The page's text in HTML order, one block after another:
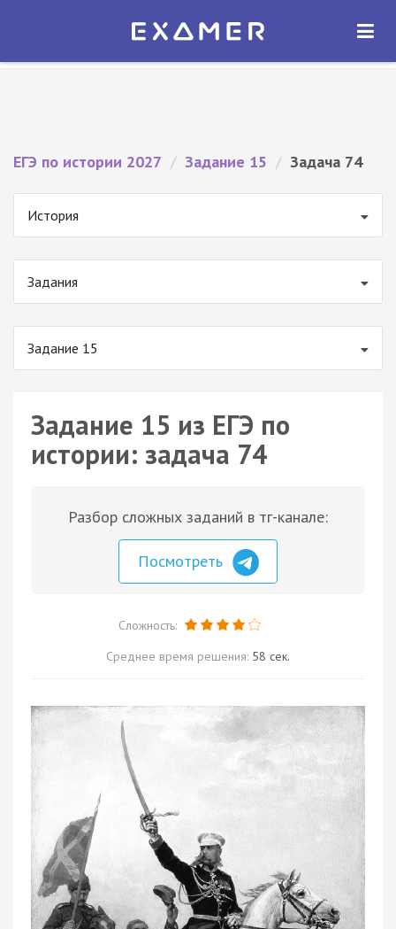
Экзамер — ЕГЭ 2027
ОТКРЫТЬ
ЕГЭ по истории 2027 / Задание 15 / Задача 74
История
Задания
Задание 15
Задание 15 из ЕГЭ по
истории: задача 74
Разбор сложных заданий в тг-канале:
Посмотреть
Сложность:
Среднее время решения: 58 сек.